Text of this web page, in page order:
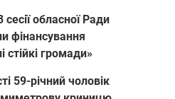
обласної Ради
фінансування
стійкі громади»
59-річний чоловік